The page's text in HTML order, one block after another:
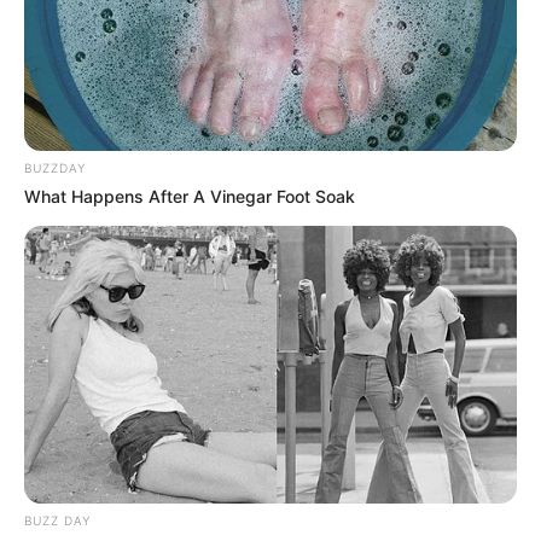
MANTÉNGASE EN ALERTA
Tenemos todas las noticias que le
interesan. Para estar bien informado, por
ACTIVAR AHORA
TEMAS DESTACADOS
POLONUEVO LOS COSTEÑOS
TRANSMETRO
EDUARDO VERANO DE LA ROSA
ALEJANDRO CHAR
SOLEDAD, ATLÁNTICO
LOS PEPES
BUZZDAY
What Happens After A Vinegar Foot Soak
BUZZ DAY